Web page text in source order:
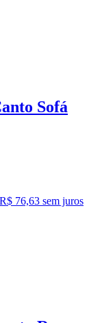
Sofá
R$ 76,63 sem juros